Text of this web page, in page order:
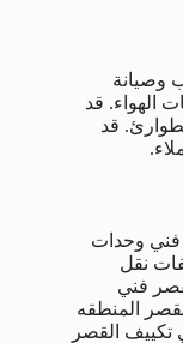
وصيانة
الهواء. قد
قد
فني وحدات
نقل
24 ساعه القصر فني
المنطقه
تكييف القصر